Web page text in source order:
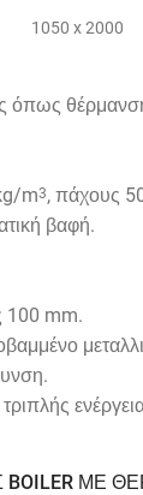
1050 x 2000
όπως
m3, πάχους
βαφή.
100 mm.
ΜΕ